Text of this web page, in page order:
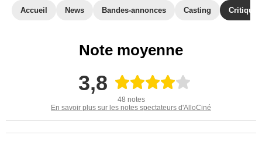
Accueil News Bandes-annonces Casting
Note moyenne
3,8
48 notes
En savoir plus sur les notes spectateurs d'AlloCiné